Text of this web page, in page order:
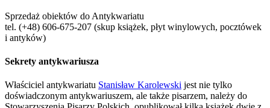
Sprzedaż obiektów do Antykwariatu
tel. (+48) 606-675-207 (skup książek, płyt winylowych, pocztówek
i antyków)
Sekrety antykwariusza
Właściciel antykwariatu Stanisław Karolewski jest nie tylko
doświadczonym antykwariuszem, ale także pisarzem, należy do